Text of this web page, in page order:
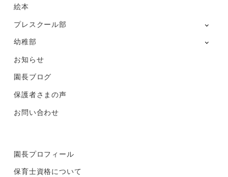
絵本
プレスクール部
幼稚部
お知らせ
園長ブログ
保護者さまの声
お問い合わせ
園長プロフィール
保育士資格について